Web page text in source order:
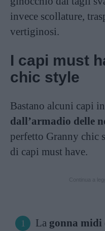
invece scollature,
vertiginosi.
I capi must
chic style
Bastano alcuni capi
dall’armadio delle
perfetto Granny chic
di capi must have.
La gonna midi